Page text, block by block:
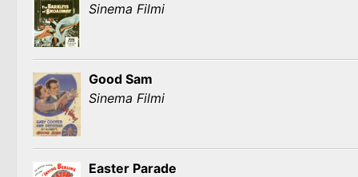
Sinema Filmi
Good Sam
Sinema Filmi
Easter Parade